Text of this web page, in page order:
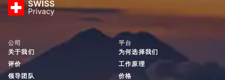
公司
关于我们
评价
领导团队
平台
为何选择我们
工作原理
价格